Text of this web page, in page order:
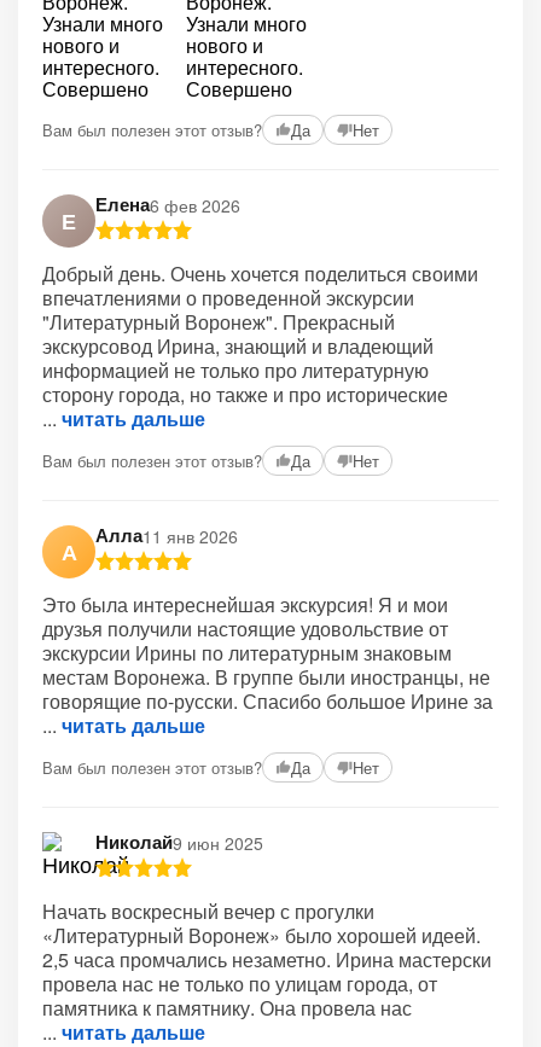
Вам был полезен этот отзыв? Да Нет
Е
Елена6 фев 2026
Добрый день. Очень хочется поделиться своими
впечатлениями о проведенной экскурсии
"Литературный Воронеж". Прекрасный
экскурсовод Ирина, знающий и владеющий
информацией не только про литературную
сторону города, но также и про исторические
читать дальше
Вам был полезен этот отзыв? Да Нет
А
Алла11 янв 2026
Это была интереснейшая экскурсия! Я и мои
друзья получили настоящие удовольствие от
экскурсии Ирины по литературным знаковым
местам Воронежа. В группе были иностранцы, не
говорящие по-русски. Спасибо большое Ирине за
читать дальше
Вам был полезен этот отзыв? Да Нет
Николай9 июн 2025
Начать воскресный вечер с прогулки
«Литературный Воронеж» было хорошей идеей.
2,5 часа промчались незаметно. Ирина мастерски
провела нас не только по улицам города, от
памятника к памятнику. Она провела нас
читать дальше